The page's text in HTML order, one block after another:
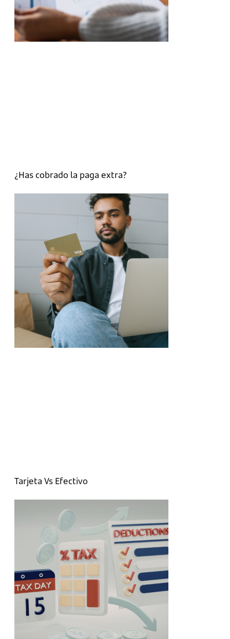
¿Has cobrado la paga extra?
Tarjeta Vs Efectivo